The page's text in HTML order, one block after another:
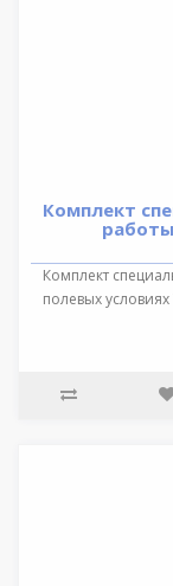
Комплект
Комплект
полевых